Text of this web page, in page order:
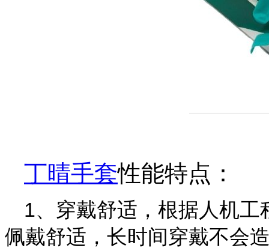
丁晴手套性能特点：
1、穿戴舒适， 根据人机工
佩戴舒适， 长时间穿戴不会